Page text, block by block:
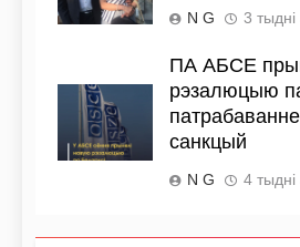
N G 3 тыдні
ПА АБСЕ
рэзалюцыю
санкцый
N G 4 тыдні